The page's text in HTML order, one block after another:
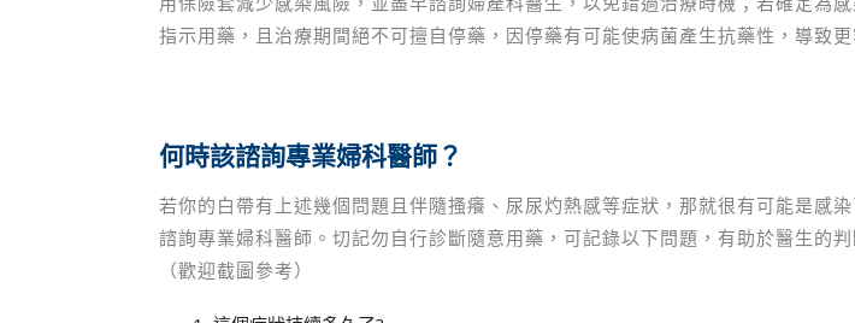
指示用藥，且治療期間絕不可擅自停藥，因停藥有可能使病菌產生抗藥性，導致更
何時該諮詢專業婦科醫師？
若你的白帶有上述幾個問題且伴隨搔癢、尿尿灼熱感等症狀，那就很有可能是感
諮詢專業婦科醫師。切記勿自行診斷隨意用藥，可記錄以下問題，有助於醫生的判
（歡迎截圖參考）